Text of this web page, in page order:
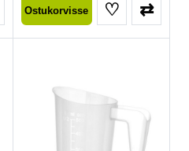
Ostukorvisse ♡ ⇄